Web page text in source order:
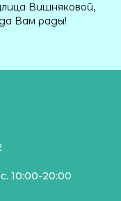
Вишняковой,
Вам рады!
10:00-20:00